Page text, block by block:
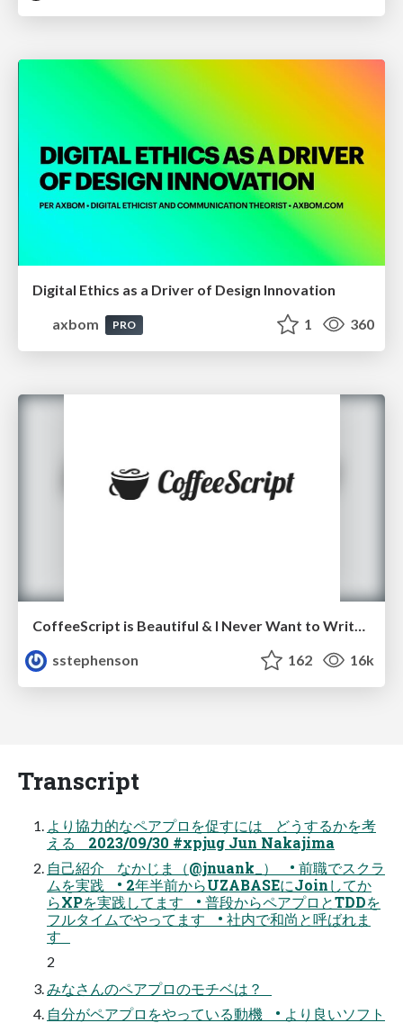
Digital Ethics as a Driver of Design Innovation
axbom
PRO 1 360
sstephenson
162 16k
Transcript
より協力的なペアプロを促すには どうするかを考
える 2023/09/30 #xpjug Jun Nakajima
自己紹介 なかじま（@jnuank_） • 前職でスクラ
ムを実践 • 2年半前からUZABASEにJoinしてか
らXPを実践してます • 普段からペアプロとTDDを
フルタイムでやってます • 社内で和尚と呼ばれま
す
2
みなさんのペアプロのモチベは？
自分がペアプロをやっている動機 • より良いソフト